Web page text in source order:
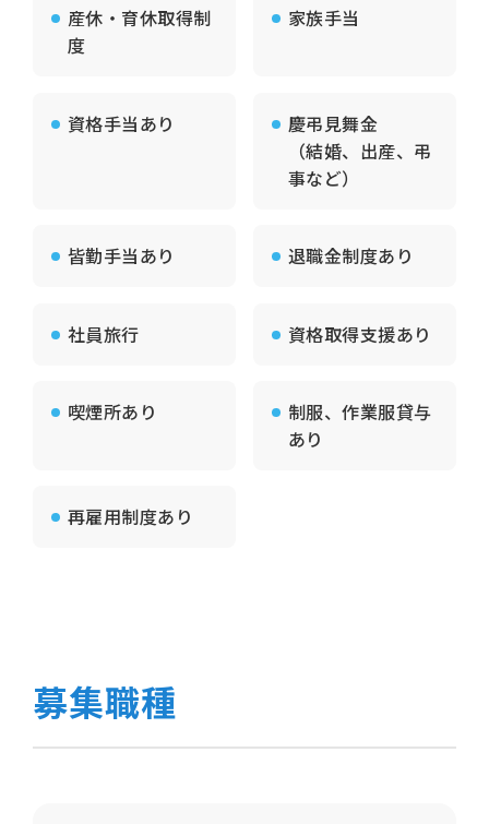
産休・育休取得制
度
家族手当
資格手当あり
慶弔見舞金
（結婚、出産、弔
事など）
皆勤手当あり 退職金制度あり
社員旅行 資格取得支援あり
喫煙所あり
制服、作業服貸与
あり
再雇用制度あり
募集職種